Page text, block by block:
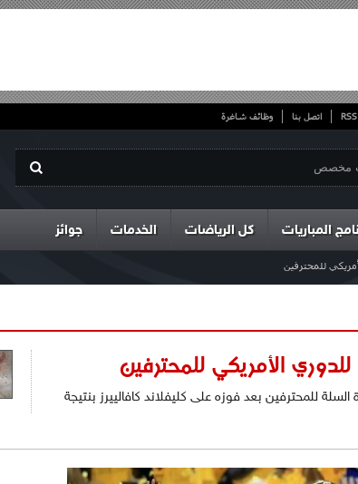
اتصل بنا وظائف شاغرة
المباريات كل الرياضات الخدمات جوائز
للمحترفين
الأمريكي للمحترفين
للمحترفين بعد فوزه على كليفلاند كافالييرز بنتيجة